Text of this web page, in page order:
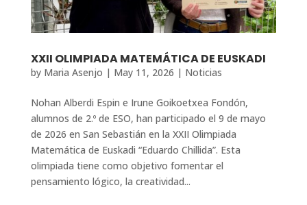
XXII OLIMPIADA MATEMÁTICA DE EUSKADI
by Maria Asenjo | May 11, 2026 | Noticias
Nohan Alberdi Espin e Irune Goikoetxea Fondón,
alumnos de 2.º de ESO, han participado el 9 de mayo
de 2026 en San Sebastián en la XXII Olimpiada
Matemática de Euskadi “Eduardo Chillida”. Esta
olimpiada tiene como objetivo fomentar el
pensamiento lógico, la creatividad...